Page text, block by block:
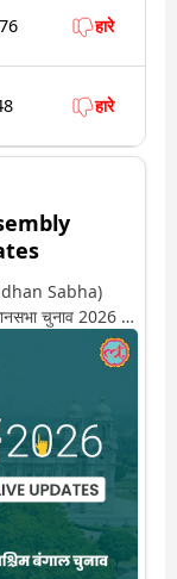
हारे
हारे
Sabha)
चुनाव 2026 की
सीट पर कौन
पाइए इस सीट पर